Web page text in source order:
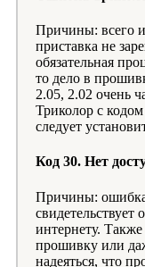
Причины: всего
приставка не
обязательная
то дело в
2.05, 2.02 очень
Триколор с
следует
Код 30. Нет
Причины:
интернету.
прошивку или
надеяться, что